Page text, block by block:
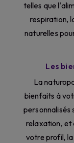
telles que
respiration,
naturelles
Les
La
bienfaits à
personnalisés
relaxation, et
votre profil,